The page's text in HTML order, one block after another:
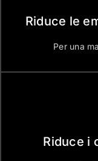
Riduce le
Per una
Riduce i